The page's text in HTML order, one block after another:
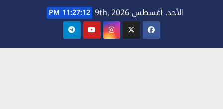
الأحد. أغسطس 9th, 2026 11:27:13 PM